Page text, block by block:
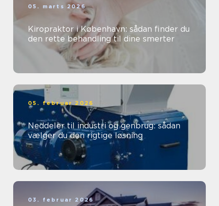
05. marts 2026
Kiropraktor i København: sådan finder du
den rette behandling til dine smerter
05. februar 2026
Neddeler til industri og genbrug: sådan
vælger du den rigtige løsning
03. februar 2026